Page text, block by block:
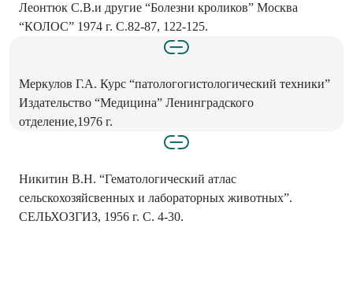
Леонтюк С.В.и другие “Болезни кроликов” Москва
“КОЛОС” 1974 г. С.82-87, 122-125.
Меркулов Г.А. Курс “патологогистологический техники”
Издательство “Медицина” Ленинградского
отделение,1976 г.
Никитин В.Н. “Гематологический атлас
сельскохозяйсвенных и лабораторных животных”.
СЕЛЬХОЗГИЗ, 1956 г. С. 4-30.